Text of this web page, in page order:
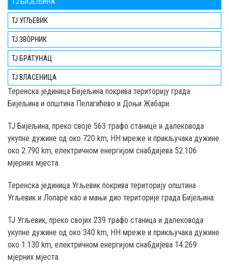
ТЈ УГЉЕВИК
ТЈ ЗВОРНИК
ТЈ БРАТУНАЦ
ТЈ ВЛАСЕНИЦА
Teренска јединица Бијељина покрива територију града
Бијељина и општина Пелагићево и Доњи Жабари.
ТЈ Бијељина, преко својe 563 трафо станице и далековода
укупне дужине од око 720 km, НН мреже и прикључака дужине
око 2.790 km, електричном енергијом снабдијева 52.106
мјерних мјеста.
Теренска јединица Угљевик покрива територију општина
Угљевик и Лопаре као и мањи дио територије градa Бијељина.
ТЈ Угљевик, преко својих 239 трафо станица и далековода
укупне дужине од око 340 km, НН мреже и прикључака дужине
око 1.130 km, електричном енергијом снабдијева 14.269
мјерних мјеста.